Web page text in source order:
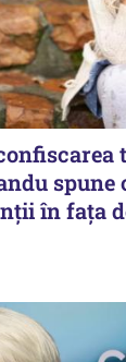
spune
în fața